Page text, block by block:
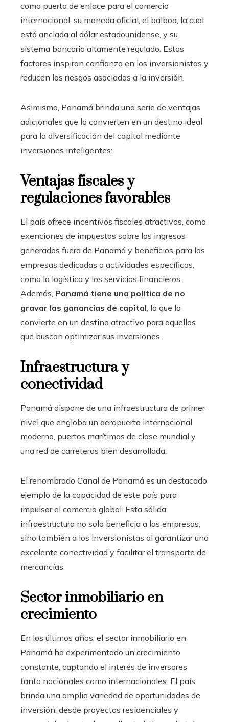
como puerta de enlace para el comercio
internacional, su moneda oficial, el balboa, la cual
está anclada al dólar estadounidense, y su
sistema bancario altamente regulado. Estos
factores inspiran confianza en los inversionistas y
reducen los riesgos asociados a la inversión.
Asimismo, Panamá brinda una serie de ventajas
adicionales que lo convierten en un destino ideal
para la diversificación del capital mediante
inversiones inteligentes:
Ventajas fiscales y
regulaciones favorables
El país ofrece incentivos fiscales atractivos, como
exenciones de impuestos sobre los ingresos
generados fuera de Panamá y beneficios para las
empresas dedicadas a actividades específicas,
como la logística y los servicios financieros.
Además, Panamá tiene una política de no
gravar las ganancias de capital, lo que lo
convierte en un destino atractivo para aquellos
que buscan optimizar sus inversiones.
Infraestructura y
conectividad
Panamá dispone de una infraestructura de primer
nivel que engloba un aeropuerto internacional
moderno, puertos marítimos de clase mundial y
una red de carreteras bien desarrollada.
El renombrado Canal de Panamá es un destacado
ejemplo de la capacidad de este país para
impulsar el comercio global. Esta sólida
infraestructura no solo beneficia a las empresas,
sino también a los inversionistas al garantizar una
excelente conectividad y facilitar el transporte de
mercancías.
Sector inmobiliario en
crecimiento
En los últimos años, el sector inmobiliario en
Panamá ha experimentado un crecimiento
constante, captando el interés de inversores
tanto nacionales como internacionales. El país
brinda una amplia variedad de oportunidades de
inversión, desde proyectos residenciales y